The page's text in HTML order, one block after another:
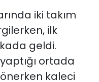
iki takım
ilk
geldi.
ortada
kaleci